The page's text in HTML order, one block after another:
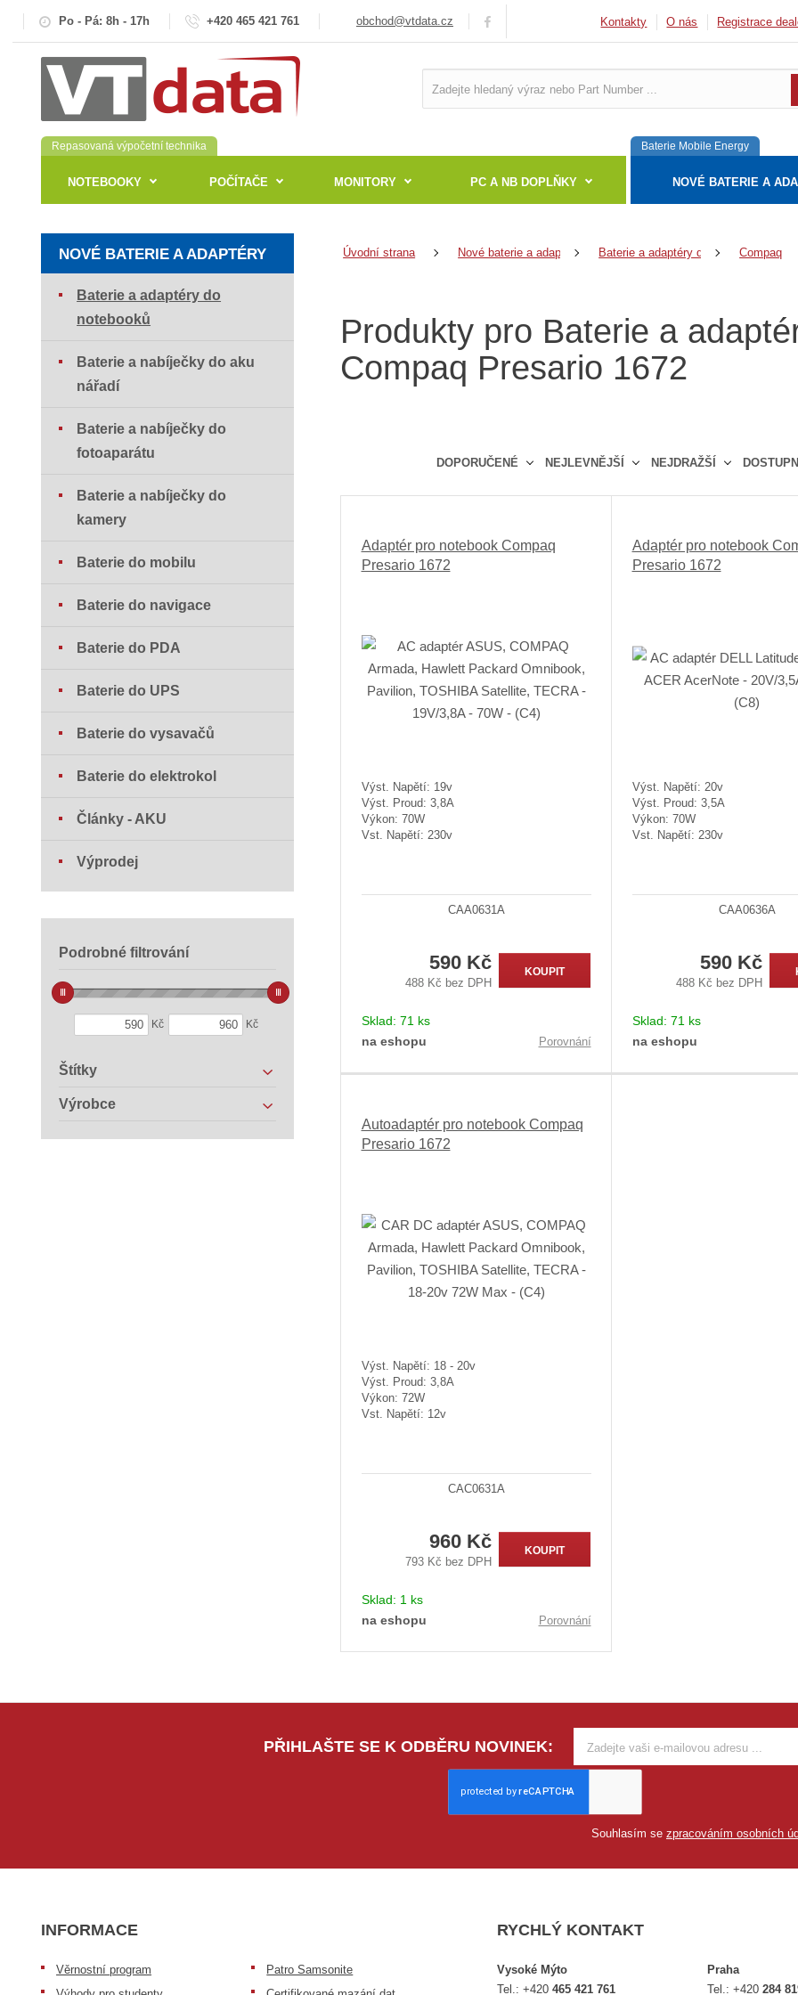
Po - Pá: 8h - 17h +420 465 421 761 obchod@vtdata.cz Kontakty O nás Registrace
Repasovaná výpočetní technika
NOTEBOOKY POČÍTAČE MONITORY PC A NB DOPLŇKY
Baterie Mobile Energy
NOVÉ BATERIE A
Úvodní strana Nové baterie a adaptéry Baterie a adaptéry do notebooků
Compaq
Produkty pro Baterie a
Compaq Presario 1672
DOPORUČENÉ NEJLEVNĚJŠÍ NEJDRAŽŠÍ
e
d
u
k
Adaptér pro notebook Compaq
Presario 1672
Výst. Napětí: 19v
Výst. Proud: 3,8A
Výkon: 70W
Vst. Napětí: 230v
CAA0631A
590 Kč
488 Kč bez DPH
KOUPIT
Sklad: 71 ks
na eshopu
Porovnání
Adaptér pro notebook
Presario 1672
Výst. Napětí: 20v
Výst. Proud: 3,5A
Výkon: 70W
Vst. Napětí: 230v
CAA0636A
590 Kč
488 Kč bez DPH
Sklad: 71 ks
na eshopu
Autoadaptér pro notebook Compaq
Presario 1672
Výst. Napětí: 18 - 20v
Výst. Proud: 3,8A
Výkon: 72W
Vst. Napětí: 12v
CAC0631A
960 Kč
793 Kč bez DPH
KOUPIT
Sklad: 1 ks
na eshopu
Porovnání
NOVÉ BATERIE A ADAPTÉRY
Baterie a adaptéry do
notebooků
Baterie a nabíječky do aku
nářadí
Baterie a nabíječky do
fotoaparátu
Baterie a nabíječky do
kamery
Baterie do mobilu
Baterie do navigace
Baterie do PDA
Baterie do UPS
Baterie do vysavačů
Baterie do elektrokol
Články - AKU
Výprodej
Podrobné filtrování
Kč Kč
Štítky
Výrobce
PŘIHLAŠTE SE K ODBĚRU NOVINEK:
Souhlasím se zpracováním osobních
INFORMACE
Věrnostní program
Patro Samsonite
RYCHLÝ KONTAKT
Vysoké Mýto
Tel.:+420465 421 761
Praha
Tel.:+420284